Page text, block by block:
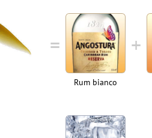
Rum bianco